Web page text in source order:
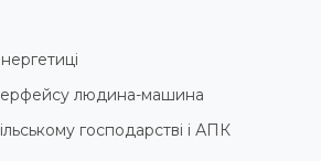
людина-машина
господарстві і АПК